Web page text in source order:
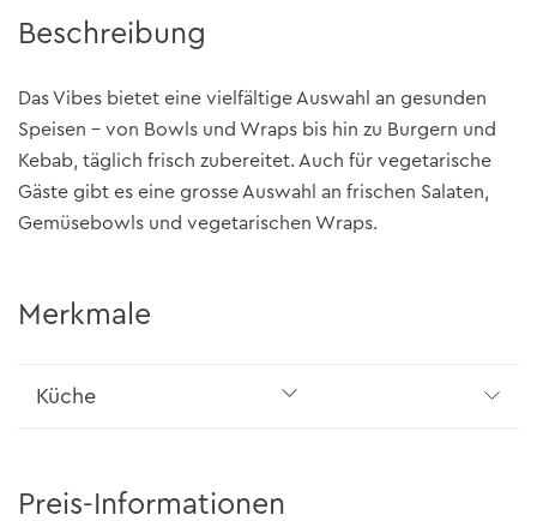
Beschreibung
Das Vibes bietet eine vielfältige Auswahl an gesunden
Speisen – von Bowls und Wraps bis hin zu Burgern und
Kebab, täglich frisch zubereitet. Auch für vegetarische
Gäste gibt es eine grosse Auswahl an frischen Salaten,
Gemüsebowls und vegetarischen Wraps.
Merkmale
Küche
Preis-Informationen